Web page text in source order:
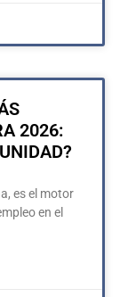
2026:
es el motor
en el